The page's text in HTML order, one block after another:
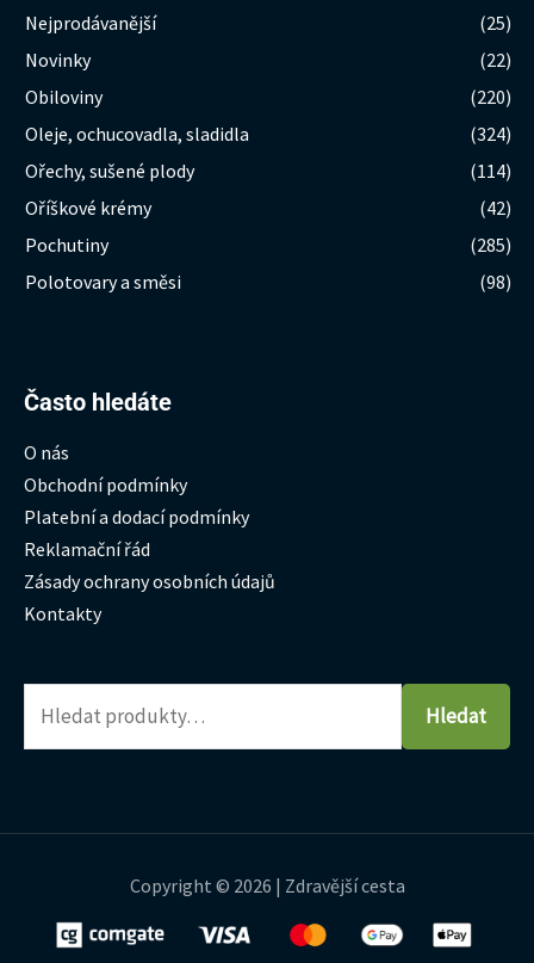
Nejprodávanější
(25)
Novinky
(22)
Obiloviny
(220)
Oleje, ochucovadla, sladidla
(324)
Ořechy, sušené plody
(114)
Oříškové krémy
(42)
Pochutiny
(285)
Polotovary a směsi
(98)
Často hledáte
O nás
Obchodní podmínky
Platební a dodací podmínky
Reklamační řád
Zásady ochrany osobních údajů
Kontakty
Hledat:
Hledat
Copyright © 2026 | Zdravější cesta